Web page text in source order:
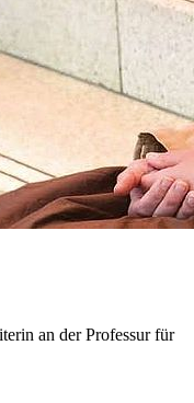
an der Professur für